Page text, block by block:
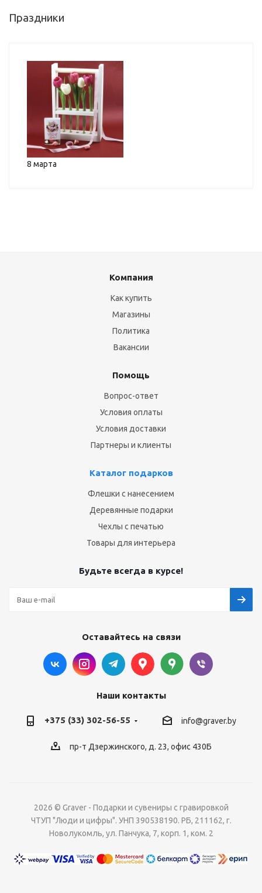
Праздники
8 марта
Компания
Как купить
Магазины
Политика
Вакансии
Помощь
Вопрос-ответ
Условия оплаты
Условия доставки
Партнеры и клиенты
Каталог подарков
Флешки с нанесением
Деревянные подарки
Чехлы с печатью
Товары для интерьера
Будьте всегда в курсе!
Оставайтесь на связи
Наши контакты
+375 (33) 302-56-55 info@graver.by
пр-т Дзержинского, д. 23, офис 430Б
2026 © Graver - Подарки и сувениры с гравировкой
ЧТУП "Люди и цифры". УНП 390538190. РБ, 211162, г.
Новолукомль, ул. Панчука, 7, корп. 1, ком. 2